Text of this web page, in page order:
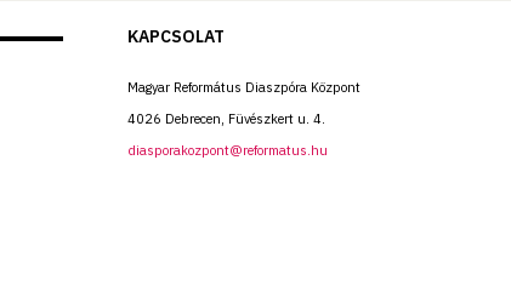
KAPCSOLAT
Magyar Református Diaszpóra Központ
4026 Debrecen, Füvészkert u. 4.
diasporakozpont@reformatus.hu